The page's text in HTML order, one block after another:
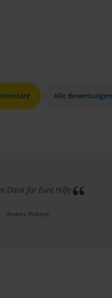
Alle Bewertungen
Dank für Eure Hilfe
Andrea Wilkens